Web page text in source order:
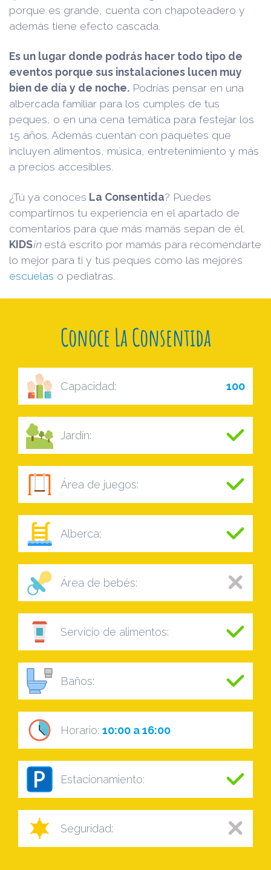
porque es grande, cuenta con chapoteadero y
además tiene efecto cascada.
Es un lugar donde podrás hacer todo tipo de
eventos porque sus instalaciones lucen muy
bien de día y de noche. Podrías pensar en una
albercada familiar para los cumples de tus
peques, o en una cena temática para festejar los
15 años. Además cuentan con paquetes que
incluyen alimentos, música, entretenimiento y más
a precios accesibles.
¿Tú ya conoces La Consentida? Puedes
compartirnos tu experiencia en el apartado de
comentarios para que más mamás sepan de él.
KIDSinestá escrito por mamás para recomendarte
lo mejor para ti y tus peques como las mejores
escuelas o pediatras.
Conoce La Consentida
Capacidad: 100
Jardín:
Área de juegos:
Alberca:
Área de bebés:
Servicio de alimentos:
Baños:
Horario: 10:00 a 16:00
Estacionamiento:
Seguridad: